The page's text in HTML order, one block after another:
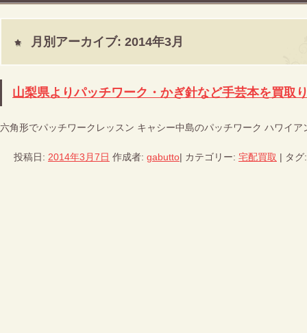
月別アーカイブ: 2014年3月
山梨県よりパッチワーク・かぎ針など手芸本を買取
六角形でパッチワークレッスン キャシー中島のパッチワーク ハワイ
投稿日: 2014年3月7日 作成者: gabutto| カテゴリー: 宅配買取 | タグ: